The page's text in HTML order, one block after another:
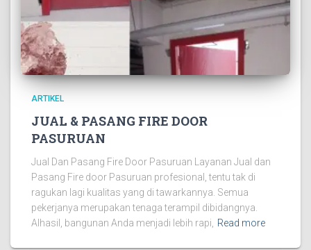
ARTIKEL
JUAL & PASANG FIRE DOOR
PASURUAN
Jual Dan Pasang Fire Door Pasuruan Layanan Jual dan
Pasang Fire door Pasuruan profesional, tentu tak di
ragukan lagi kualitas yang di tawarkannya. Semua
pekerjanya merupakan tenaga terampil dibidangnya.
Alhasil, bangunan Anda menjadi lebih rapi, Read more